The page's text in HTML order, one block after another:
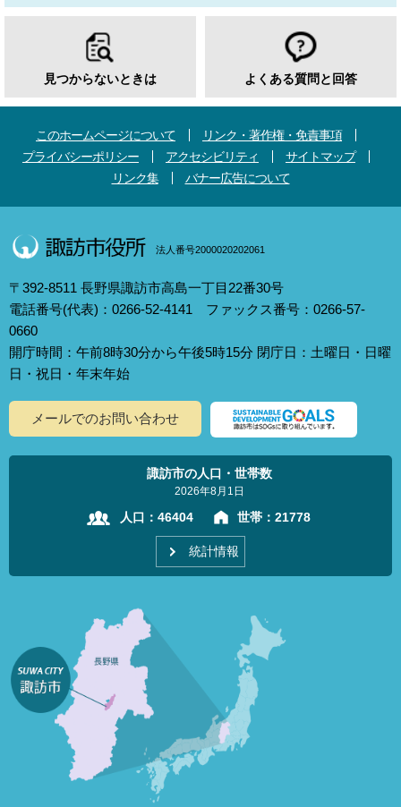
見つからないときは よくある質問と回答
このホームページについて
リンク・著作権・免責事項
プライバシーポリシー
アクセシビリティ
サイトマップ
リンク集
バナー広告について
法人番号2000020202061
〒392-8511 長野県諏訪市高島一丁目22番30号
電話番号(代表)：0266-52-4141 ファックス番号：0266-57-
0660
開庁時間：午前8時30分から午後5時15分 閉庁日：土曜日・日曜
日・祝日・年末年始
メールでのお問い合わせ
諏訪市の人口・世帯数
2026年8月1日
人口： 46404 世帯： 21778
統計情報